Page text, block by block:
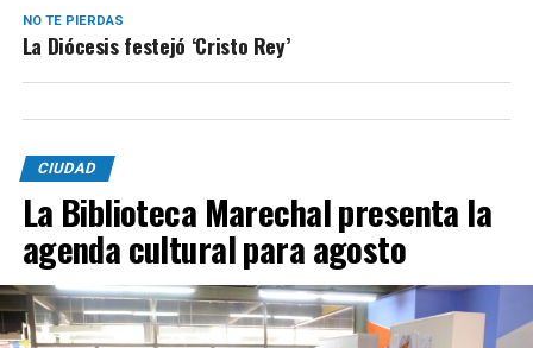
NO TE PIERDAS
La Diócesis festejó ‘Cristo Rey’
CIUDAD
La Biblioteca Marechal presenta la
agenda cultural para agosto